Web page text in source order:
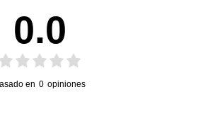
0.0
en 0 opiniones